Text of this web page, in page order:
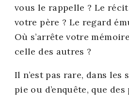
vous le rap­pelle ? Le
votre père ? Le regard
Où s’arrête votre
celle des autres ?
Il n’est pas rare, dans les
pie ou d’enquête, que des